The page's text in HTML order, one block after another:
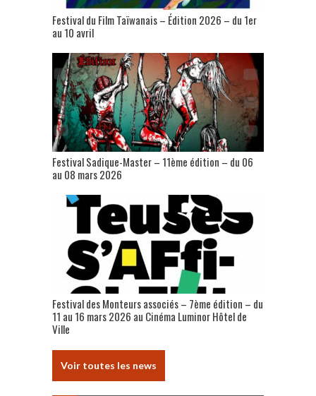
Festival du Film Taïwanais – Édition 2026 – du 1er
au 10 avril
Festival Sadique-Master – 11ème édition – du 06
au 08 mars 2026
Festival des Monteurs associés – 7ème édition – du
11 au 16 mars 2026 au Cinéma Luminor Hôtel de
Ville
Voir toutes les news